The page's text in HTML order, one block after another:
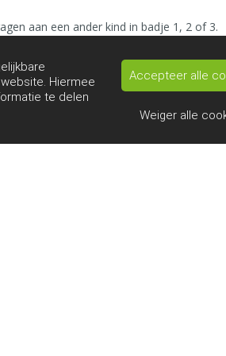
aan een ander kind in badje 1, 2 of 3.
Hiermee
te delen
Accepteer alle
Weiger alle